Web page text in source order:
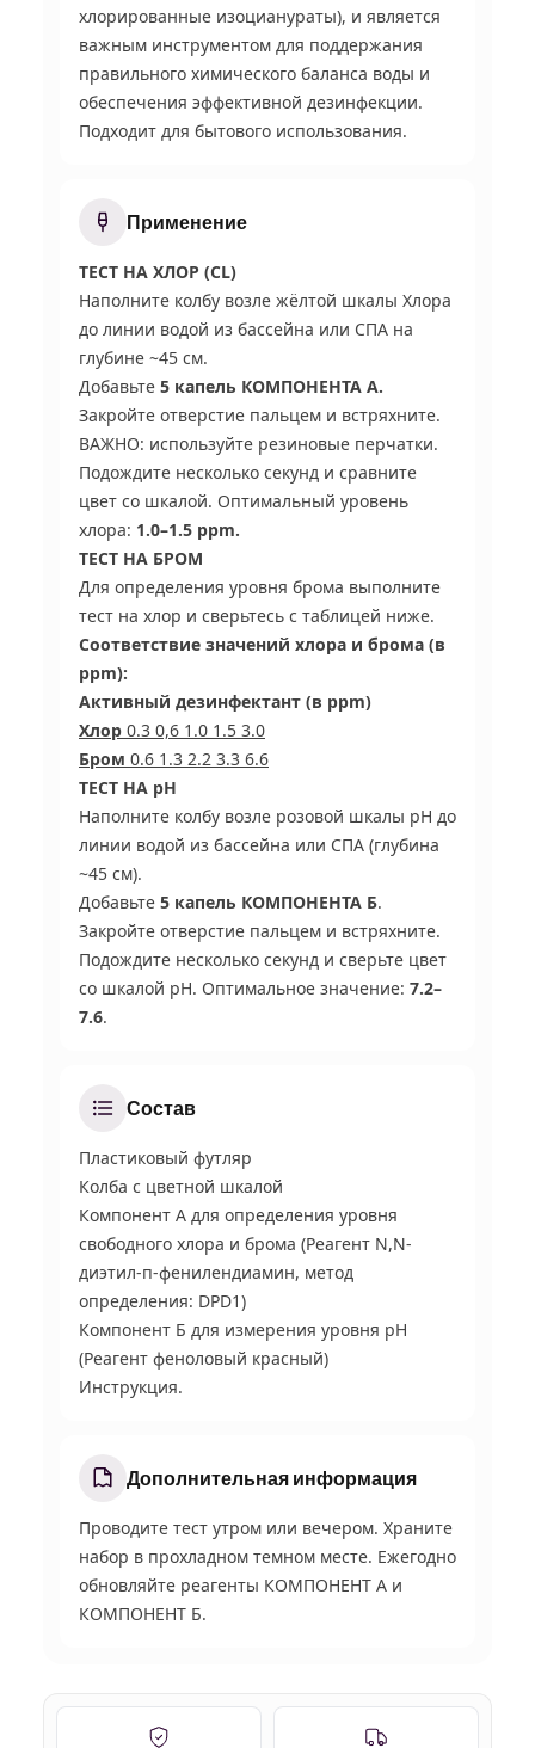
хлорированные изоцианураты), и является
важным инструментом для поддержания
правильного химического баланса воды и
обеспечения эффективной дезинфекции.
Подходит для бытового использования.
Применение
ТЕСТ НА ХЛОР (CL)
Наполните колбу возле жёлтой шкалы Хлора
до линии водой из бассейна или СПА на
глубине ~45 см.
Добавьте 5 капель КОМПОНЕНТА А.
Закройте отверстие пальцем и встряхните.
ВАЖНО: используйте резиновые перчатки.
Подождите несколько секунд и сравните
цвет со шкалой. Оптимальный уровень
хлора: 1.0–1.5 ppm.
ТЕСТ НА БРОМ
Для определения уровня брома выполните
тест на хлор и сверьтесь с таблицей ниже.
Соответствие значений хлора и брома (в
ppm):
Активный дезинфектант (в ppm)
Хлор 0.3 0,6 1.0 1.5 3.0
Бром 0.6 1.3 2.2 3.3 6.6
ТЕСТ НА pH
Наполните колбу возле розовой шкалы pH до
линии водой из бассейна или СПА (глубина
~45 см).
Добавьте 5 капель КОМПОНЕНТА Б.
Закройте отверстие пальцем и встряхните.
Подождите несколько секунд и сверьте цвет
со шкалой pH. Оптимальное значение: 7.2–
7.6.
Состав
Пластиковый футляр
Колба с цветной шкалой
Компонент А для определения уровня
свободного хлора и брома (Реагент N,N-
диэтил-п-фенилендиамин, метод
определения: DPD1)
Компонент Б для измерения уровня рН
(Реагент феноловый красный)
Инструкция.
Дополнительная информация
Проводите тест утром или вечером. Храните
набор в прохладном темном месте. Ежегодно
обновляйте реагенты КОМПОНЕНТ А и
КОМПОНЕНТ Б.